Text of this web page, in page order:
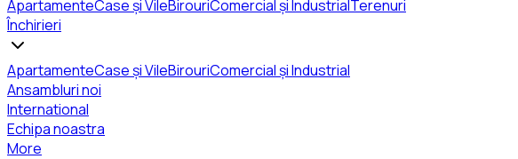
ApartamenteCase și VileBirouriComercial și IndustrialTerenuri
Închirieri
ApartamenteCase și VileBirouriComercial și Industrial
Ansambluri noi
International
Echipa noastra
More